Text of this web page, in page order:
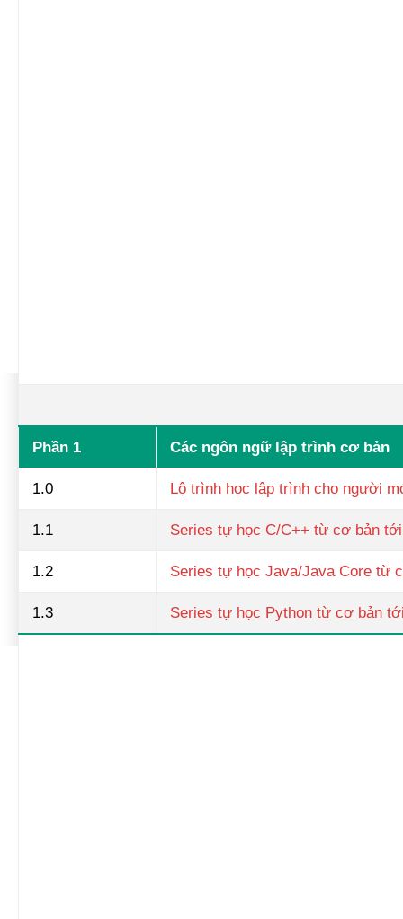
Phần 1 Các ngôn ngữ lập trình cơ bản
1.0 Lộ trình học lập trình cho người
1.1 Series tự học C/C++ từ cơ bản
1.2 Series tự học Java/Java Core từ
1.3 Series tự học Python từ cơ bản